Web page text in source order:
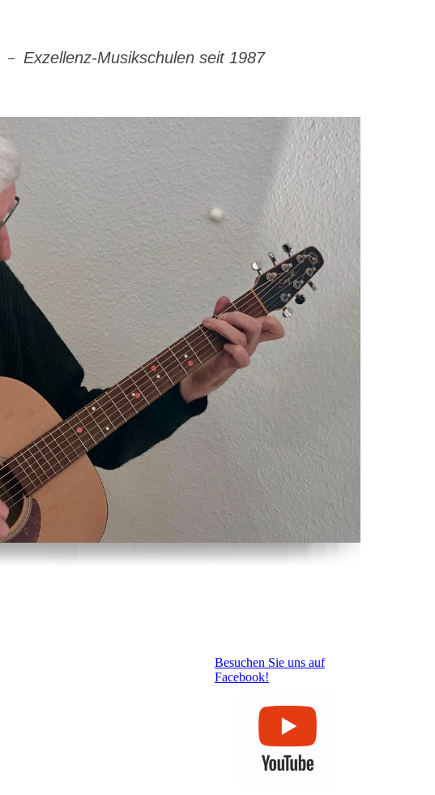
– Exzellenz-Musikschulen seit 1987
Besuchen Sie uns auf
Facebook!